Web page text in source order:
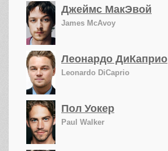
Джеймс МакЭвой
James McAvoy
Леонардо ДиКаприо
Leonardo DiCaprio
Пол Уокер
Paul Walker